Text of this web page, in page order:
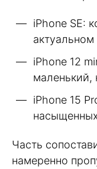
iPhone SE:
iPhone 12
маленький,
iPhone 15
Часть
намеренно